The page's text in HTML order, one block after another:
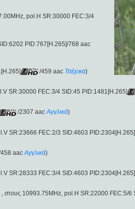
pol.H SR:30000 FEC:3/4
PID:767[H.265]/768 aac
/459 aac Τσέχικα)
SR:30000 FEC:3/4 SID:45 PID:1481[H.265]
/2307 aac Αγγλικά)
SR:23666 FEC:2/3 SID:4603 PID:2304[H.265]
aac Αγγλικά)
SR:28333 FEC:3/4 SID:4603
, στους 10993.75MHz, pol.H SR:22000 FEC:5/